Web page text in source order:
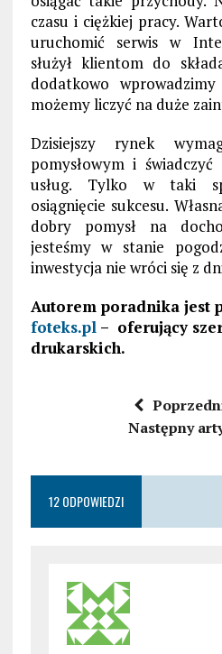
czasu i ciężkiej pracy.
uruchomić serwis w
służył klientom do
dodatkowo
możemy liczyć na duże
Dzisiejszy rynek
pomysłowym i
usług. Tylko w taki
osiągnięcie sukcesu.
dobry pomysł na
jesteśmy w stanie
inwestycja nie wróci się z
Autorem poradnika jest
foteks.pl– oferujący
drukarskich.
Następny
12 ODPOWIEDZI